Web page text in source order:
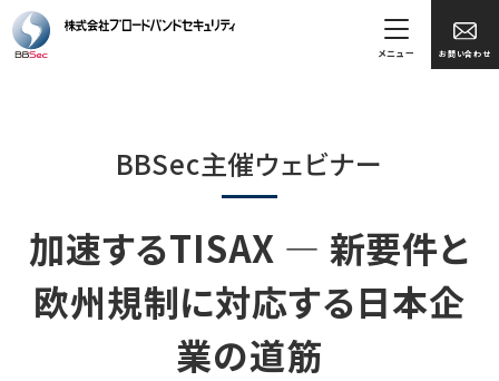
お問い合わせ
メニュー
BBSec主催ウェビナー
加速するTISAX ― 新要件と
欧州規制に対応する日本企
業の道筋